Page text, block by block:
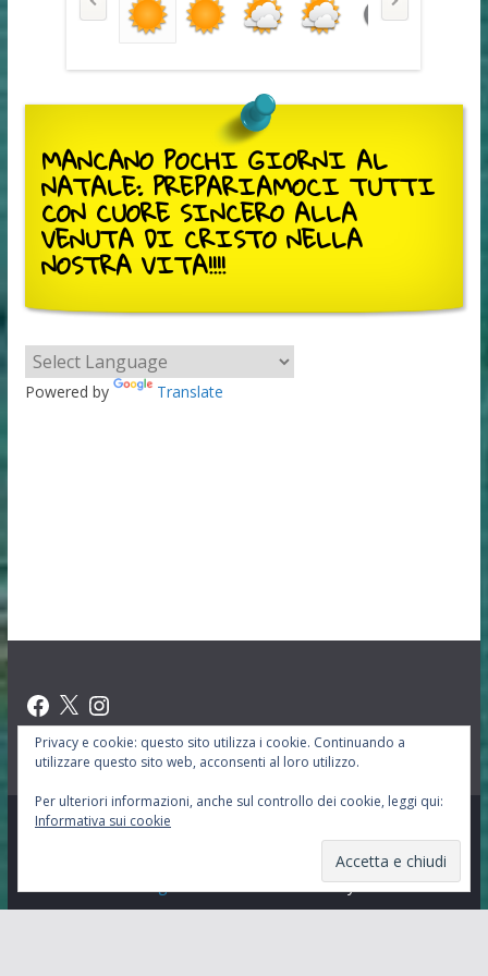
MANCANO POCHI GIORNI AL
NATALE: PREPARIAMOCI TUTTI
CON CUORE SINCERO ALLA
VENUTA DI CRISTO NELLA
NOSTRA VITA!!!!
Powered by Translate
Facebook
X Instagram
Copyright © 2026
di ThemeGrill. Powered byWordPress.
Privacy e cookie: questo sito utilizza i cookie. Continuando a
utilizzare questo sito web, acconsenti al loro utilizzo.
Per ulteriori informazioni, anche sul controllo dei cookie, leggi qui:
Informativa sui cookie